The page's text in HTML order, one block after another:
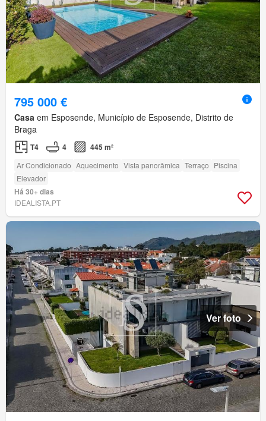
795 000 €
Casa em Esposende, Município de Esposende, Distrito de
Braga
T4 4 445 m²
Ar Condicionado Aquecimento Vista panorâmica Terraço Piscina
Elevador
Há 30+ dias
IDEALISTA.PT
Ver foto